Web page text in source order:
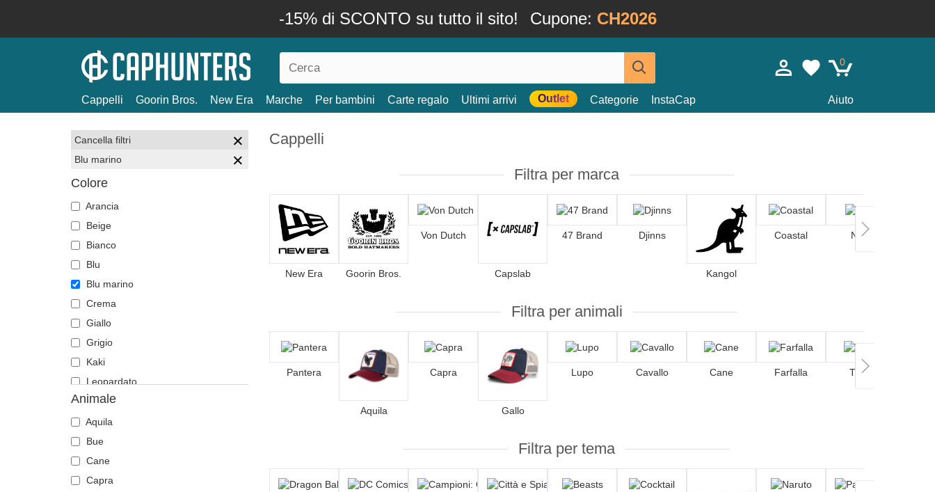
-15% di SCONTO su tutto il sito! Cupone: CH2026
0
Cappelli Goorin Bros. New Era Marche Per bambini Carte regalo Ultimi arrivi Outlet Categorie InstaCap Aiuto
Cancella filtri
Blu marino
Colore
Arancia
Beige
Bianco
Blu
Blu marino
Crema
Giallo
Grigio
Kaki
Leopardato
Marrone
Mimetizzazione
Multicolore
Nero
Pietra
Animale
Aquila
Bue
Cane
Capra
Cappelli
Filtra per marca
New Era Goorin Bros.
Von Dutch
Capslab
47 Brand Djinns
Kangol
Coastal Nike
Filtra per animali
Pantera
Aquila
Capra
Gallo
Lupo Cavallo Cane Farfalla Tigre
Filtra per tema